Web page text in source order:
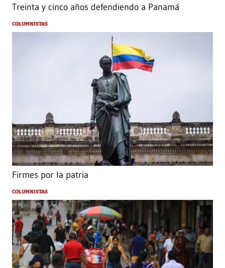
Treinta y cinco años defendiendo a Panamá
COLUMNISTAS
Firmes por la patria
COLUMNISTAS